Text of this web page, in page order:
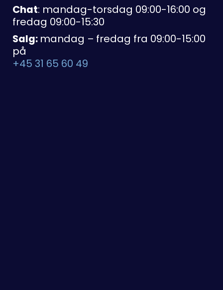
Chat: mandag-torsdag 09:00-16:00 og
fredag 09:00-15:30
Salg: mandag – fredag fra 09:00-15:00
på
+45 31 65 60 49